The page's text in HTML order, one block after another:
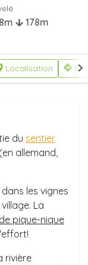
178m
Localisation S'y
du sentier
(en allemand,
les vignes
La
pique-nique
rivière